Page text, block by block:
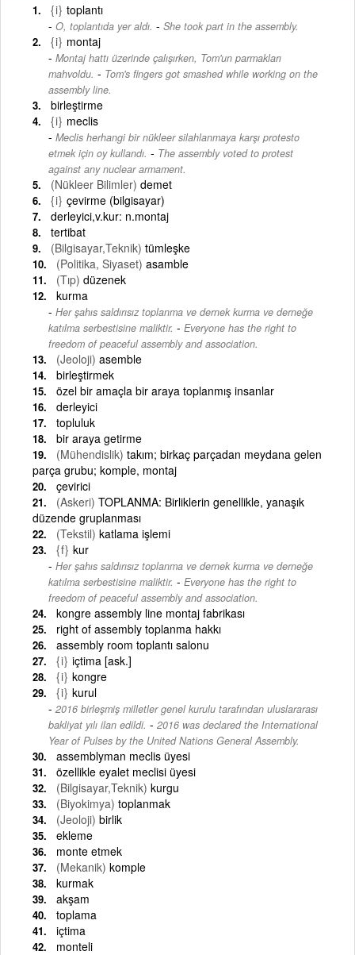
{i} toplantı
O, toplantıda yer aldı. - She took part in the assembly.
{i} montaj
Montaj hattı üzerinde çalışırken, Tom'un parmakları
mahvoldu. - Tom's fingers got smashed while working on the
assembly line.
birleştirme
{i} meclis
Meclis herhangi bir nükleer silahlanmaya karşı protesto
etmek için oy kullandı. - The assembly voted to protest
against any nuclear armament.
(Nükleer Bilimler) demet
{i} çevirme (bilgisayar)
derleyici,v.kur: n.montaj
tertibat
(Bilgisayar,Teknik) tümleşke
(Politika, Siyaset) asamble
(Tıp) düzenek
kurma
Her şahıs saldırısız toplanma ve dernek kurma ve derneğe
katılma serbestisine maliktir. - Everyone has the right to
freedom of peaceful assembly and association.
(Jeoloji) asemble
birleştirmek
özel bir amaçla bir araya toplanmış insanlar
derleyici
topluluk
bir araya getirme
(Mühendislik) takım; birkaç parçadan meydana gelen
parça grubu; komple, montaj
çevirici
(Askeri) TOPLANMA: Birliklerin genellikle, yanaşık
düzende gruplanması
(Tekstil) katlama işlemi
{f} kur
Her şahıs saldırısız toplanma ve dernek kurma ve derneğe
katılma serbestisine maliktir. - Everyone has the right to
freedom of peaceful assembly and association.
kongre assembly line montaj fabrikası
right of assembly toplanma hakkı
assembly room toplantı salonu
{i} içtima [ask.]
{i} kongre
{i} kurul
2016 birleşmiş milletler genel kurulu tarafından uluslararası
bakliyat yılı ilan edildi. - 2016 was declared the International
Year of Pulses by the United Nations General Assembly.
assemblyman meclis üyesi
özellikle eyalet meclisi üyesi
(Bilgisayar,Teknik) kurgu
(Biyokimya) toplanmak
(Jeoloji) birlik
ekleme
monte etmek
(Mekanik) komple
kurmak
akşam
toplama
içtima
monteli